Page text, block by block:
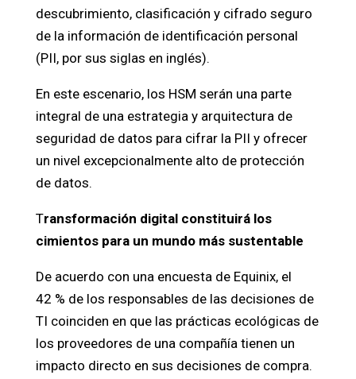
descubrimiento, clasificación y cifrado seguro
de la información de identificación personal
(PII, por sus siglas en inglés).
En este escenario, los HSM serán una parte
integral de una estrategia y arquitectura de
seguridad de datos para cifrar la PII y ofrecer
un nivel excepcionalmente alto de protección
de datos.
Transformación digital constituirá los
cimientos para un mundo más sustentable
De acuerdo con una encuesta de Equinix, el
42 % de los responsables de las decisiones de
TI coinciden en que las prácticas ecológicas de
los proveedores de una compañía tienen un
impacto directo en sus decisiones de compra.